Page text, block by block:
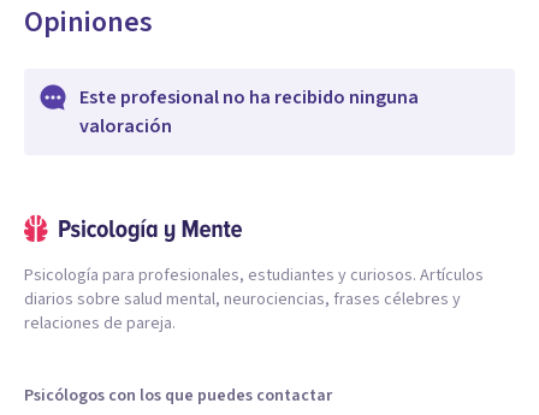
Opiniones
Este profesional no ha recibido ninguna
valoración
Psicología para profesionales, estudiantes y curiosos. Artículos
diarios sobre salud mental, neurociencias, frases célebres y
relaciones de pareja.
Psicólogos con los que puedes contactar